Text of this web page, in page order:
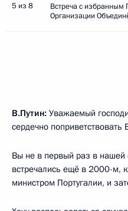
5 из 8
Встреча с избранным
Организации
В.Путин: Уважаемый
сердечно
Вы не в первый раз в
встречались ещё в 2000-м,
министром Португалии, и